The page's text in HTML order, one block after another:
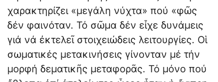
χαρακτηρίζει «μεγάλη νύχτα» πού «φῶς
δέν φαινόταν. Τό σῶμα δέν εἶχε δυνάμεις
γιά νά ἐκτελεῖ στοιχειώδεις λειτουργίες. Οἱ
σωματικές μετακινήσεις γίνονταν μέ τήν
μορφή δεματικῆς μεταφορᾶς. Τό μόνο πού